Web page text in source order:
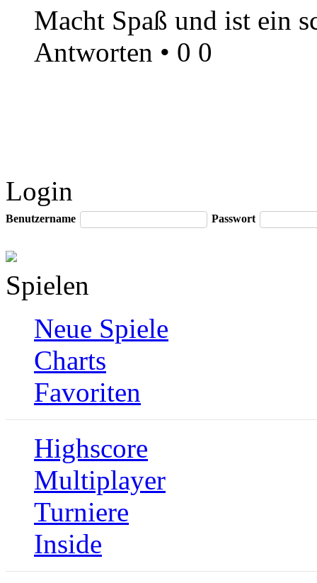
Macht Spaß und ist ein
Antworten • 0 0
Login
Benutzername Passwort
Spielen
Neue Spiele
Charts
Favoriten
Highscore
Multiplayer
Turniere
Inside